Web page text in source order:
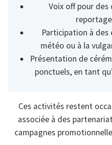
Voix off pour
Participation à des
météo ou à la
Présentation de
ponctuels, en tant
Ces activités restent
associée à des
campagnes